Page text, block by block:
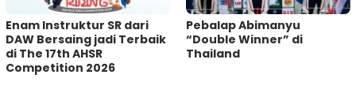
Enam Instruktur SR dari
DAW Bersaing jadi Terbaik
di The 17th AHSR
Competition 2026
Pebalap Abimanyu
“Double Winner” di
Thailand